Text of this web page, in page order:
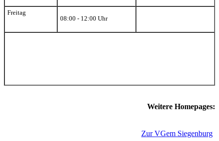
Freitag
08:00 - 12:00 Uhr
Weitere Homepages:
Zur VGem Siegenburg